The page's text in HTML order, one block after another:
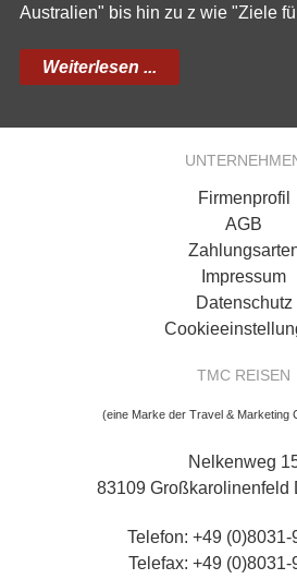
Australien" bis hin zu z wie "Ziele
Weiterlesen ...
Firmenprofil
AGB
Impressum
Datenschutz
TMC REISEN
(eine Marke der Travel & Marketing
Nelkenweg
83109 Großkarolinenfeld
Telefon: +49
Telefax: +49